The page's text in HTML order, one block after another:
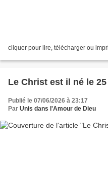
cliquer pour lire, télécharger ou
Le Christ est il né le
Publié le 07/06/2026 à 23:17
Par Unis dans l'Amour de Dieu